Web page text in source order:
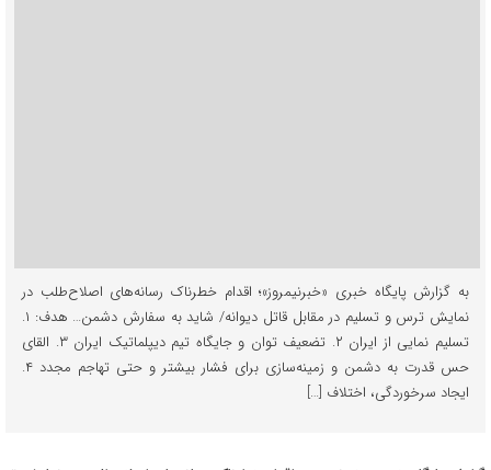
به گزارش پایگاه خبری «خبرنیمروز»؛ اقدام خطرناک رسانه‌های اصلاح‌طلب در
نمایش ترس و تسلیم در مقابل قاتل دیوانه/ شاید به سفارش دشمن… هدف: ۱.
تسلیم نمایی از ایران ۲. تضعیف توان و جایگاه تیم دیپلماتیک ایران ۳. القای
حس قدرت به دشمن و زمینه‌سازی برای فشار بیشتر و حتی تهاجم مجدد ۴.
ایجاد سرخوردگی، اختلاف […]